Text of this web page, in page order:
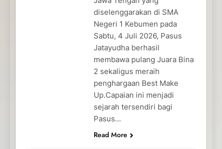
diselenggarakan di SMA
Negeri 1 Kebumen pada
Sabtu, 4 Juli 2026, Pasus
Jatayudha berhasil
membawa pulang Juara Bina
2 sekaligus meraih
penghargaan Best Make
Up.Capaian ini menjadi
sejarah tersendiri bagi
Pasus…
Read More